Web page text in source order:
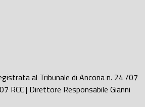
al Tribunale di Ancona n. 24 /07
RCC | Direttore Responsabile Gianni